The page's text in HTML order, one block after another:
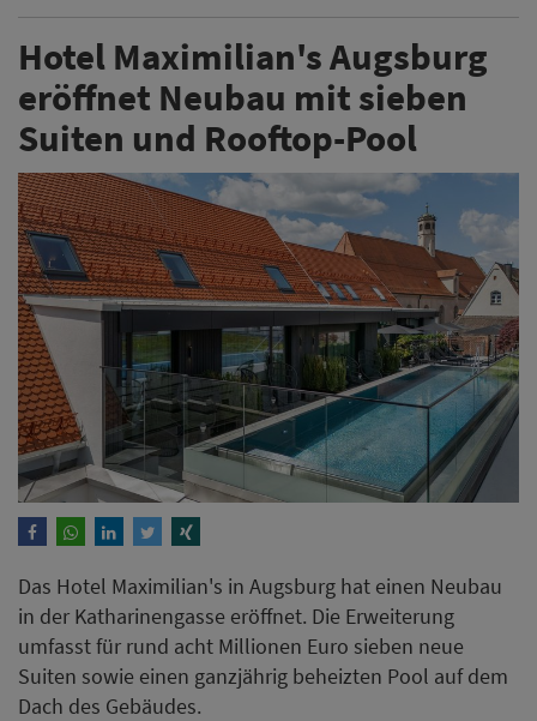
Hotel Maximilian's Augsburg
eröffnet Neubau mit sieben
Suiten und Rooftop-Pool
Das Hotel Maximilian's in Augsburg hat einen Neubau
in der Katharinengasse eröffnet. Die Erweiterung
umfasst für rund acht Millionen Euro sieben neue
Suiten sowie einen ganzjährig beheizten Pool auf dem
Dach des Gebäudes.